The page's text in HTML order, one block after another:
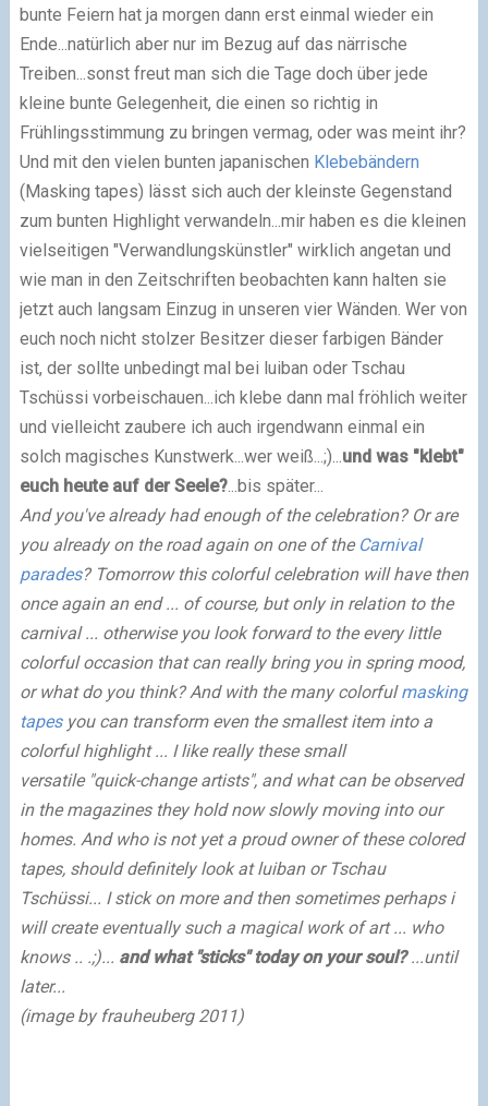
bunte Feiern hat ja morgen dann erst einmal wieder ein
Ende...natürlich aber nur im Bezug auf das närrische
Treiben...sonst freut man sich die Tage doch über jede
kleine bunte Gelegenheit, die einen so richtig in
Frühlingsstimmung zu bringen vermag, oder was meint ihr?
Und mit den vielen bunten japanischen Klebebändern
(Masking tapes) lässt sich auch der kleinste Gegenstand
zum bunten Highlight verwandeln...mir haben es die kleinen
vielseitigen "Verwandlungskünstler" wirklich angetan und
wie man in den Zeitschriften beobachten kann halten sie
jetzt auch langsam Einzug in unseren vier Wänden. Wer von
euch noch nicht stolzer Besitzer dieser farbigen Bänder
ist, der sollte unbedingt mal bei luiban oder Tschau
Tschüssi vorbeischauen...ich klebe dann mal fröhlich weiter
und vielleicht zaubere ich auch irgendwann einmal ein
solch magisches Kunstwerk...wer weiß...;)... und was "klebt"
euch heute auf der Seele?...bis später...
And you've already had enough of the celebration? Or are
you already on the road again on one ofthe Carnival
parades?Tomorrowthis colorful celebrationwill have then
once again an end ... of course, but only in relation to the
carnival ... otherwiseyou look forward to theevery little
colorful occasion that can really bringyou in spring mood,
or whatdo you think? Andwith the many colorfulmasking
tapes you can transform even the smallest item into a
colorful highlight ... I likereally these small
versatile "quick-change artists", and what can be observed
in the magazines they hold now slowly moving into our
homes. And who isnot yet a proud owner ofthese colored
tapes, should definitely look at luiban or Tschau
Tschüssi... I stick on more and then sometimes perhaps i
will create eventually such a magical work of art ... who
knows .. .;)... and what "sticks"today onyour soul? ...until
later...
(image by frauheuberg 2011)